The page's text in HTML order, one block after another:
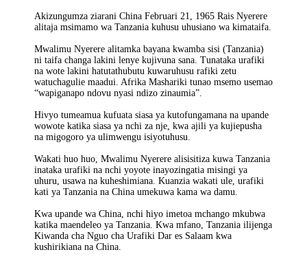
Akizungumza ziarani China Februari 21, 1965 Rais Nyerere
alitaja msimamo wa Tanzania kuhusu uhusiano wa kimataifa.
Mwalimu Nyerere alitamka bayana kwamba sisi (Tanzania)
ni taifa changa lakini lenye kujivuna sana. Tunataka urafiki
na wote lakini hatutathubutu kuwaruhusu rafiki zetu
watuchagulie maadui. Afrika Mashariki tunao msemo usemao
“wapiganapo ndovu nyasi ndizo zinaumia”.
Hivyo tumeamua kufuata siasa ya kutofungamana na upande
wowote katika siasa ya nchi za nje, kwa ajili ya kujiepusha
na migogoro ya ulimwengu isiyotuhusu.
Wakati huo huo, Mwalimu Nyerere alisisitiza kuwa Tanzania
inataka urafiki na nchi yoyote inayozingatia misingi ya
uhuru, usawa na kuheshimiana. Kuanzia wakati ule, urafiki
kati ya Tanzania na China umekuwa kama wa damu.
Kwa upande wa China, nchi hiyo imetoa mchango mkubwa
katika maendeleo ya Tanzania. Kwa mfano, Tanzania ilijenga
Kiwanda cha Nguo cha Urafiki Dar es Salaam kwa
kushirikiana na China.